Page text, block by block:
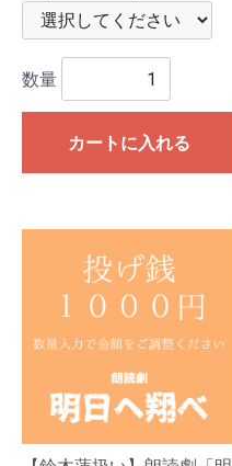
数量
カートに入れる